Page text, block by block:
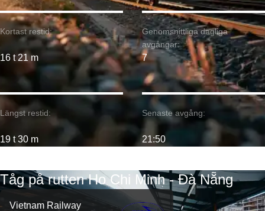
Kortast restid:
16 t 21 m
Längst restid:
19 t 30 m
Genomsnittliga dagliga
avgångar:
7
Senaste avgång:
21:50
Tåg på rutten Ho Chi Minh - Đà Nẵng
Vietnam Railway